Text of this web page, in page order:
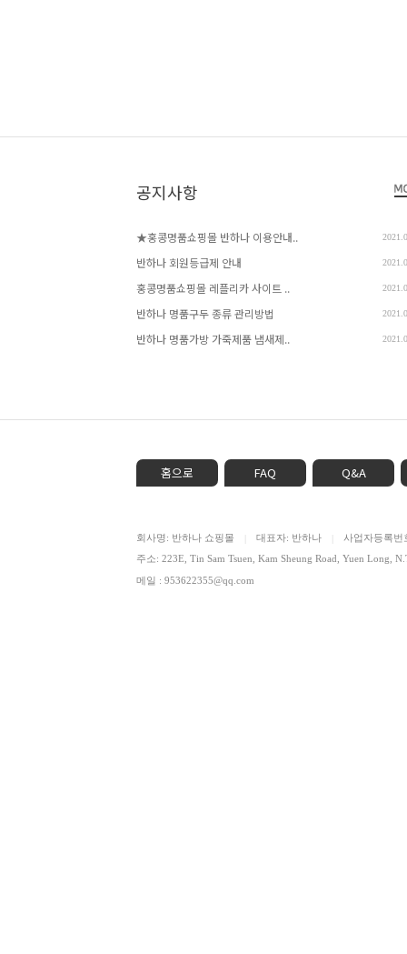
공지사항
★홍콩명품쇼핑몰 반하나 이용안내..
반하나 회원등급제 안내
홍콩명품쇼핑몰 레플리카 사이트 ..
반하나 명품구두 종류 관리방법
반하나 명품가방 가죽제품 냄새제..
홈으로 FAQ Q&A
회사명: 반하나 쇼핑몰 대표자: 반하나
사업자등록
주소: 223E, Tin Sam Tsuen, Kam Sheung Road, Yuen Long,
메일 : 953622355@qq.com